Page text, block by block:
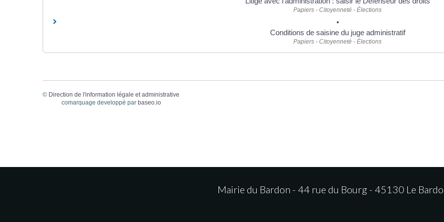
Papiers - Citoyenneté - Élections
Conditions de saisine du juge administratif
Papiers - Citoyenneté - Élections
© Direction de l'information légale et administrative
comarquage developpé par baseo.io
Mairie du Bardon - 44 rue du Bourg - 45130 Le